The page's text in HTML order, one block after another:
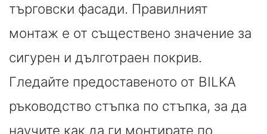
търговски фасади. Правилният
монтаж е от съществено значение за
сигурен и дълготраен покрив.
Гледайте предоставеното от BILKA
ръководство стъпка по стъпка, за да
научите как да ги монтирате по